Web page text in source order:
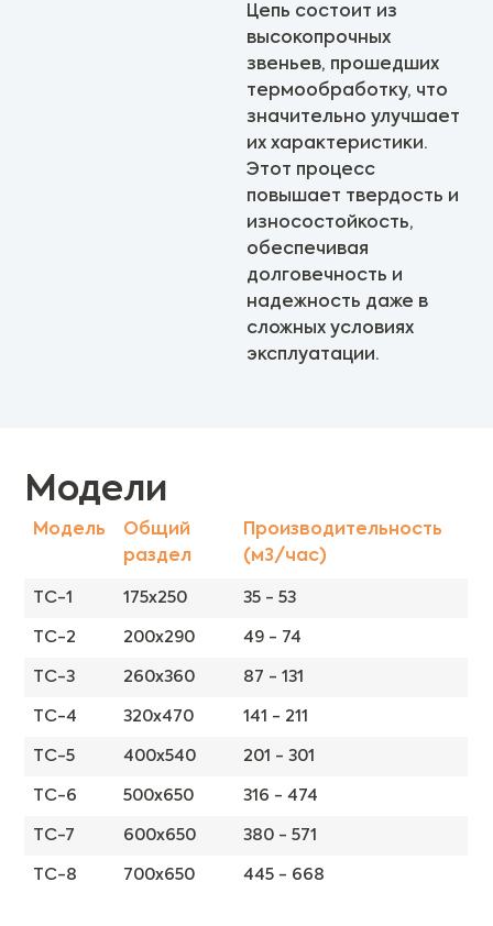
Цепь состоит из
высокопрочных
звеньев, прошедших
термообработку, что
значительно улучшает
их характеристики.
Этот процесс
повышает твердость и
износостойкость,
обеспечивая
долговечность и
надежность даже в
сложных условиях
эксплуатации.
Модели
Модель
Общий
раздел
Производительность
(м3/час)
TC-1 175x250 35 - 53
TC-2 200x290 49 - 74
TC-3 260x360 87 - 131
TC-4 320x470 141 - 211
TC-5 400x540 201 - 301
TC-6 500x650 316 - 474
TC-7 600x650 380 - 571
TC-8 700x650 445 - 668